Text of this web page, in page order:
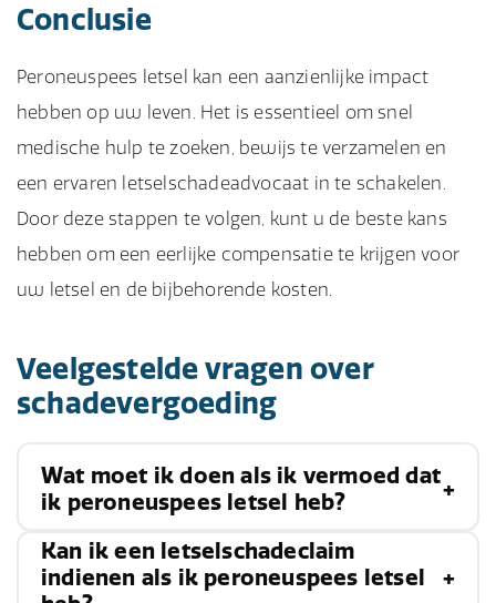
Conclusie
Peroneuspees letsel kan een aanzienlijke impact
hebben op uw leven. Het is essentieel om snel
medische hulp te zoeken, bewijs te verzamelen en
een ervaren letselschadeadvocaat in te schakelen.
Door deze stappen te volgen, kunt u de beste kans
hebben om een eerlijke compensatie te krijgen voor
uw letsel en de bijbehorende kosten.
Veelgestelde vragen over
schadevergoeding
Wat moet ik doen als ik vermoed dat
ik peroneuspees letsel heb?
Zoek onmiddellijk medische hulp voor een juiste
Kan ik een letselschadeclaim
indienen als ik peroneuspees letsel